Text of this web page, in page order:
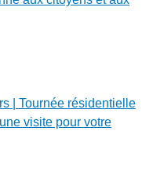
| Tournée résidentielle
visite pour votre